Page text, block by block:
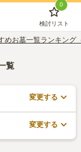
0
検討リスト
めお墓一覧ランキング
覧
変更する
変更する